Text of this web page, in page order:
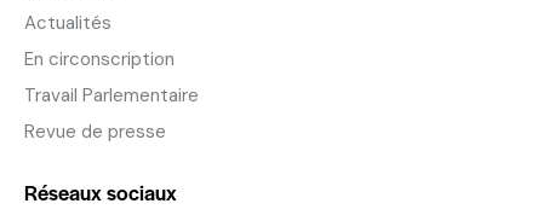
Actualités
En circonscription
Travail Parlementaire
Revue de presse
Réseaux sociaux